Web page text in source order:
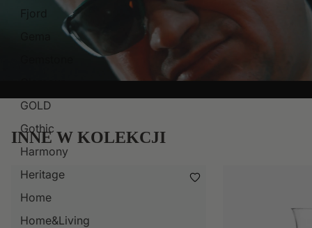
Fjord
GOLD
Gothic
Harmony
Heritage
Home
Home&Living
INNE W KOLEKCJI